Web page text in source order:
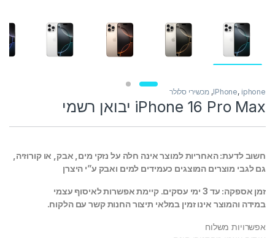
IPhone, iphone
, מכשירי סלולר
iPhone 16 Pro Max יבואן רשמי
חשוב לדעת: האחריות למוצר אינה חלה על נזקי מים, אבק, או קורוזיה,
גם לגבי מוצרים המוצגים כעמידים למים ואבק ע”י היצרן
זמן אספקה: עד 3 ימי עסקים. קיימת אפשרות לאיסוף עצמי
במידה והמוצר אינו זמין במלאי תיצור החנות קשר עם הלקוח.
אפשרויות משלוח